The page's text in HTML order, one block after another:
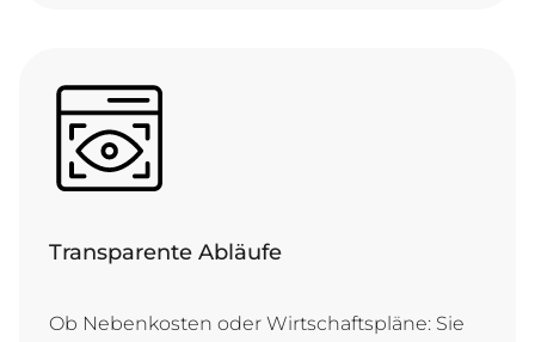
Transparente Abläufe
Ob Ne­ben­kos­ten o­der Wirt­schafts­plä­ne: Sie